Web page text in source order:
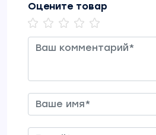
Оцените товар